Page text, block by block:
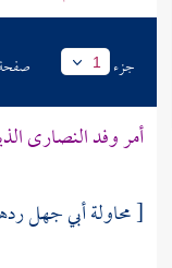
جزء 1
أمر وفد النصارى
[ محاولة أبي جهل